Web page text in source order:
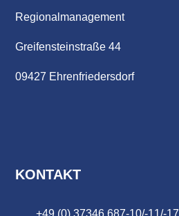
Regionalmanagement
Greifensteinstraße 44
09427 Ehrenfriedersdorf
KONTAKT
+49 (0) 37346 687-10/-11/-17